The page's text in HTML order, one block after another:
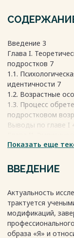
Введение 3
Глава I.
подростков 7
1.1.
идентичности 7
1.2. Возрастные
1.3. Процесс
подростковом
Выводы по главе I
гендерной
2.2. Анализ
подростков 48
испытуемых 54
Выводы по главе II
Заключение 59
Список
Показать еще
ВВЕДЕНИЕ
Актуальность
трактуется
модификаций,
образа «Я» и